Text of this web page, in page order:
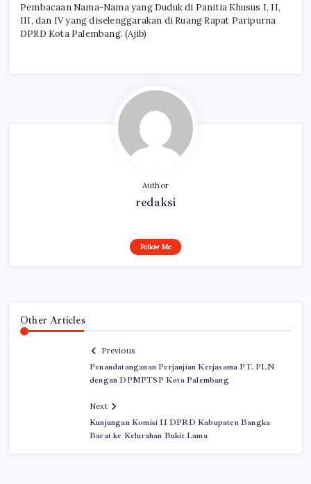
Pembacaan Nama-Nama yang Duduk di Panitia Khusus I, II,
III, dan IV yang diselenggarakan di Ruang Rapat Paripurna
DPRD Kota Palembang. (Ajib)
Author
redaksi
Follow Me
Other Articles
Previous
Penandatanganan Perjanjian Kerjasama PT. PLN
dengan DPMPTSP Kota Palembang
Next
Kunjungan Komisi II DPRD Kabupaten Bangka
Barat ke Kelurahan Bukit Lama